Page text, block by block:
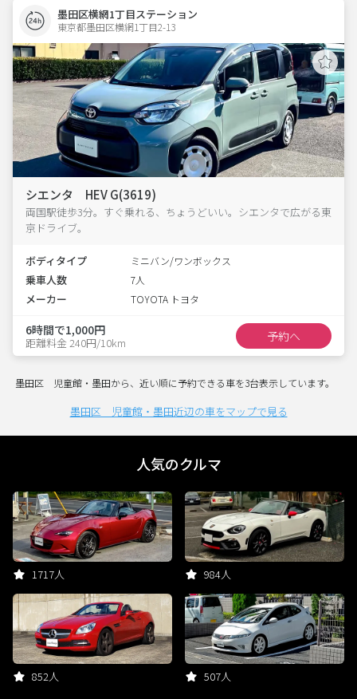
墨田区横網1丁目ステーション
東京都墨田区横網1丁目2-13
シエンタ HEV G(3619)
両国駅徒歩3分。すぐ乗れる、ちょうどいい。シエンタで広がる東
京ドライブ。
ボディタイプ ミニバン/ワンボックス
乗車人数 7人
メーカー TOYOTA トヨタ
6時間で1,000円
距離料金 240円/10km 予約へ
墨田区 児童館・墨田から、近い順に予約できる車を3台表示しています。
墨田区 児童館・墨田近辺の車をマップで見る
人気のクルマ
1717人 984人
852人 507人